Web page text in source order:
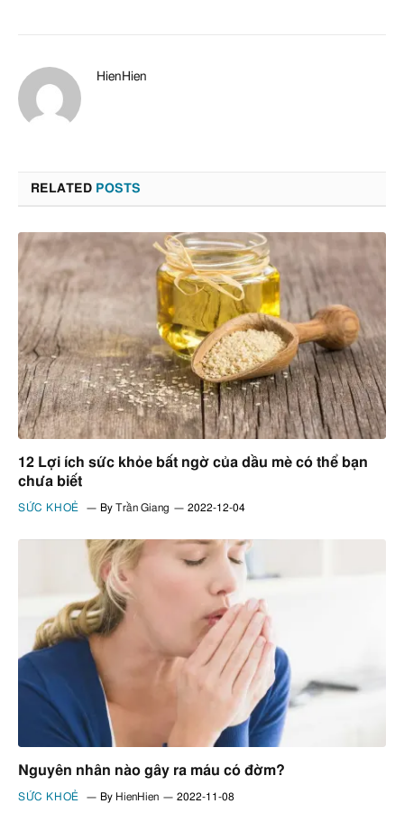
HienHien
RELATED POSTS
12 Lợi ích sức khỏe bất ngờ của dầu mè có thể bạn
chưa biết
SỨC KHOẺ By Trần Giang 2022-12-04
Nguyên nhân nào gây ra máu có đờm?
SỨC KHOẺ By HienHien 2022-11-08